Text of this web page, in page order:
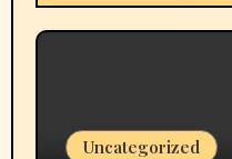
Uncategorized